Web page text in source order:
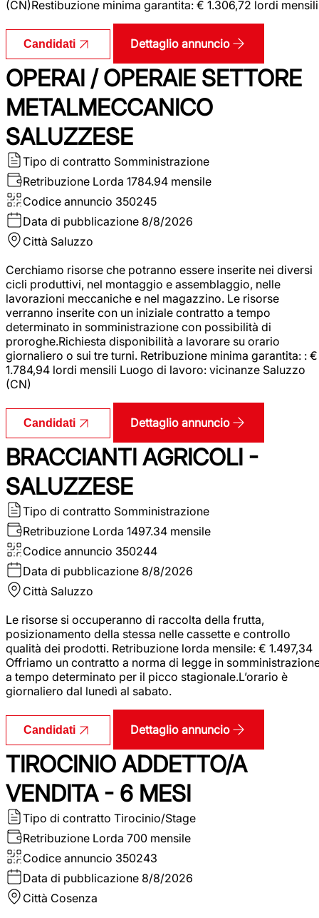
(CN)Restibuzione minima garantita: € 1.306,72 lordi mensili
Candidati Dettaglio annuncio
OPERAI / OPERAIE SETTORE
METALMECCANICO
SALUZZESE
Tipo di contratto Somministrazione
Retribuzione Lorda 1784.94 mensile
Codice annuncio 350245
Data di pubblicazione 8/8/2026
Città Saluzzo
Cerchiamo risorse che potranno essere inserite nei diversi
cicli produttivi, nel montaggio e assemblaggio, nelle
lavorazioni meccaniche e nel magazzino. Le risorse
verranno inserite con un iniziale contratto a tempo
determinato in somministrazione con possibilità di
proroghe.Richiesta disponibilità a lavorare su orario
giornaliero o sui tre turni. Retribuzione minima garantita: : €
1.784,94 lordi mensili Luogo di lavoro: vicinanze Saluzzo
(CN)
Candidati Dettaglio annuncio
BRACCIANTI AGRICOLI -
SALUZZESE
Tipo di contratto Somministrazione
Retribuzione Lorda 1497.34 mensile
Codice annuncio 350244
Data di pubblicazione 8/8/2026
Città Saluzzo
Le risorse si occuperanno di raccolta della frutta,
posizionamento della stessa nelle cassette e controllo
qualità dei prodotti. Retribuzione lorda mensile: € 1.497,34
Offriamo un contratto a norma di legge in
a tempo determinato per il picco stagionale.L’orario è
giornaliero dal lunedì al sabato.
Candidati Dettaglio annuncio
TIROCINIO ADDETTO/A
VENDITA - 6 MESI
Tipo di contratto Tirocinio/Stage
Retribuzione Lorda 700 mensile
Codice annuncio 350243
Data di pubblicazione 8/8/2026
Città Cosenza